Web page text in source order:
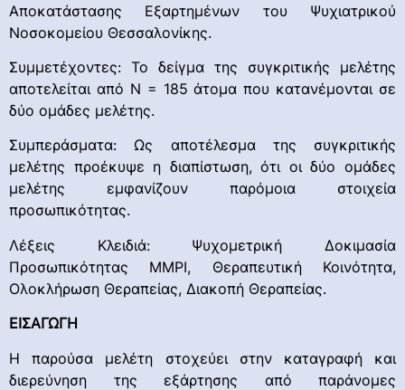
Αποκατάστασης Εξαρτημένων του Ψυχιατρικού
Νοσοκομείου Θεσσαλονίκης.
Συμμετέχοντες: Το δείγμα της συγκριτικής μελέτης
αποτελείται από Ν = 185 άτομα που κατανέμονται σε
δύο ομάδες μελέτης.
Συμπεράσματα: Ως αποτέλεσμα της συγκριτικής
μελέτης προέκυψε η διαπίστωση, ότι οι δύο ομάδες
μελέτης εμφανίζουν παρόμοια στοιχεία
προσωπικότητας.
Λέξεις Κλειδιά: Ψυχομετρική Δοκιμασία
Προσωπικότητας ΜΜΡΙ, Θεραπευτική Κοινότητα,
Ολοκλήρωση Θεραπείας, Διακοπή Θεραπείας.
ΕΙΣΑΓΩΓΗ
Η παρούσα μελέτη στοχεύει στην καταγραφή και
διερεύνηση της εξάρτησης από παράνομες